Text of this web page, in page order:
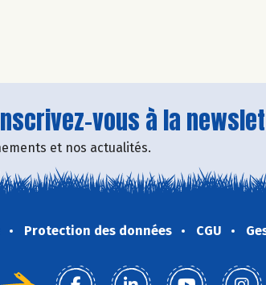
vous à la
et nos actualités.
Protection des données CGU